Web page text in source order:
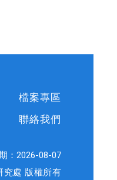
檔案專區
聯絡我們
： 2026-08-07
究處 版權所有